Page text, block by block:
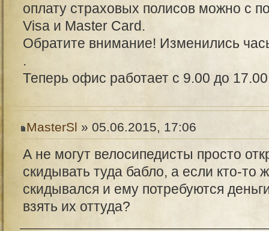
оплату страховых полисов можно с
Visa и Master Card.
Обратите внимание! Изменились
.
Теперь офис работает с 9.00 до
MasterSl » 05.06.2015, 17:06
А не могут велосипедисты просто
скидывать туда бабло, а если кто-то
скидывался и ему потребуются
взять их оттуда?